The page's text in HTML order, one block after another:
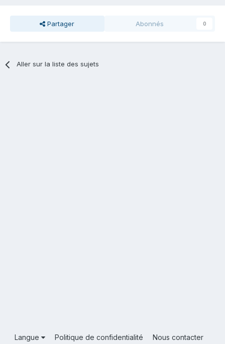
Partager Abonnés 0
Aller sur la liste des sujets
Langue Politique de confidentialité
Nous contacter